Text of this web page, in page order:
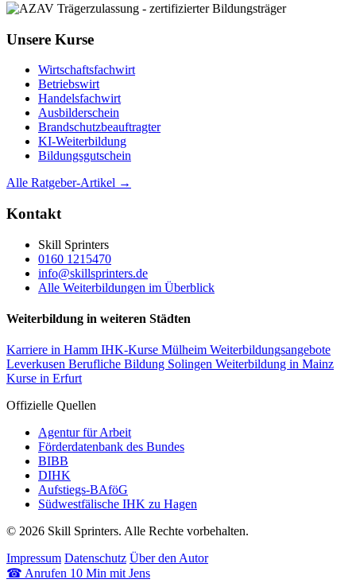
Unsere Kurse
Wirtschaftsfachwirt
Betriebswirt
Handelsfachwirt
Ausbilderschein
Brandschutzbeauftragter
KI-Weiterbildung
Bildungsgutschein
Alle Ratgeber-Artikel →
Kontakt
Skill Sprinters
0160 1215470
info@skillsprinters.de
Alle Weiterbildungen im Überblick
Weiterbildung in weiteren Städten
Karriere in Hamm IHK-Kurse Mülheim Weiterbildungsangebote
Leverkusen Berufliche Bildung Solingen Weiterbildung in Mainz
Kurse in Erfurt
Offizielle Quellen
Agentur für Arbeit
Förderdatenbank des Bundes
BIBB
DIHK
Aufstiegs-BAföG
Südwestfälische IHK zu Hagen
© 2026 Skill Sprinters. Alle Rechte vorbehalten.
Impressum Datenschutz Über den Autor
☎ Anrufen 10 Min mit Jens